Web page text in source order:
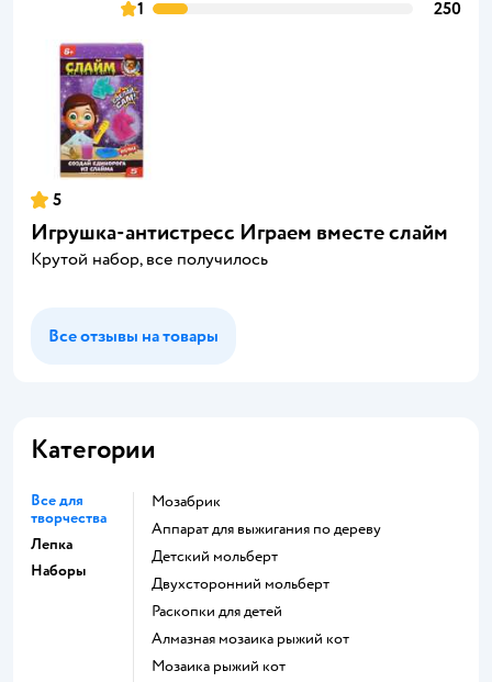
1
250
5
Игрушка-антистресс Играем вместе слайм
Крутой набор, все получилось
Все отзывы на товары
Категории
Все для
творчества
Лепка
Наборы
Мозабрик
Аппарат для выжигания по дереву
Детский мольберт
Двухсторонний мольберт
Раскопки для детей
Алмазная мозаика рыжий кот
Мозаика рыжий кот